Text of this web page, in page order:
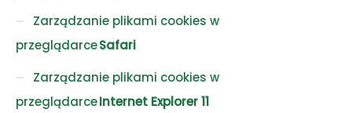
Zarządzanie plikami cookies w
przeglądarceSafari
Zarządzanie plikami cookies w
przeglądarceInternet Explorer 11